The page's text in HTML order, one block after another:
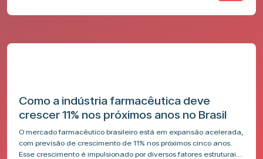
Como a indústria farmacêutica deve
crescer 11% nos próximos anos no Brasil
O mercado farmacêutico brasileiro está em expansão acelerada,
com previsão de crescimento de 11% nos próximos cinco anos.
Esse crescimento é impulsionado por diversos fatores estruturais